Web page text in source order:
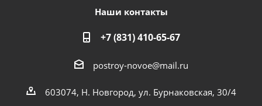
Наши контакты
+7 (831) 410-65-67
postroy-novoe@mail.ru
603074, Н. Новгород, ул. Бурнаковская, 30/4